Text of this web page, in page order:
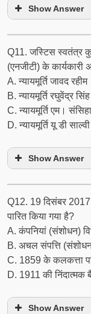
Show Answer
Q11. जस्टिस स्वतंत्र
(एनजीटी) के
A. न्यायमूर्ति जावद रहीम
B. न्यायमूर्ति रघुवेंद्र
C. न्यायमूर्ति एम।
D. न्यायमूर्ति यू डी साल्वी
Show Answer
Q12. 19 दिसंबर 2017
पारित किया गया है?
A. कंपनियां (संशोधन)
B. अचल संपत्ति
C. 1859 के कलकत्ता
D. 1911 की निंदात्मक
Show Answer